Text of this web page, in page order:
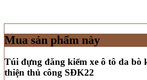
Mua sản phẩm này
Túi đựng đăng kiểm xe ô tô da bò
thiện thủ công SĐK22